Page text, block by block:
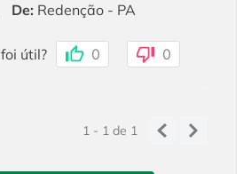
De: Redenção - PA
útil? 0 0
1 - 1de 1